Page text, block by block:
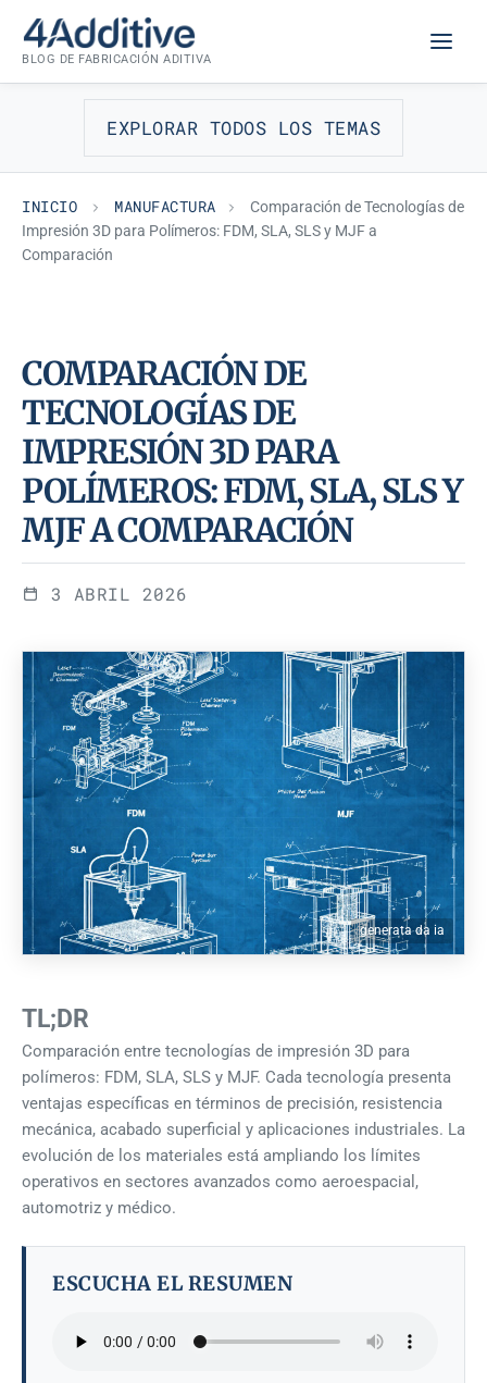
contenido
BLOG DE FABRICACIÓN ADITIVA
EXPLORAR TODOS LOS TEMAS
INICIO MANUFACTURA
Comparación de Tecnologías de
Impresión 3D para Polímeros: FDM, SLA, SLS y MJF a
Comparación
MANUFACTURA
COMPARACIÓN DE
TECNOLOGÍAS DE
IMPRESIÓN 3D PARA
POLÍMEROS: FDM, SLA, SLS Y
MJF A COMPARACIÓN
3 ABRIL 2026
generata da ia
TL;DR
Comparación entre tecnologías de impresión 3D para
polímeros: FDM, SLA, SLS y MJF. Cada tecnología presenta
ventajas específicas en términos de precisión, resistencia
mecánica, acabado superficial y aplicaciones industriales. La
evolución de los materiales está ampliando los límites
operativos en sectores avanzados como aeroespacial,
automotriz y médico.
ESCUCHA EL RESUMEN